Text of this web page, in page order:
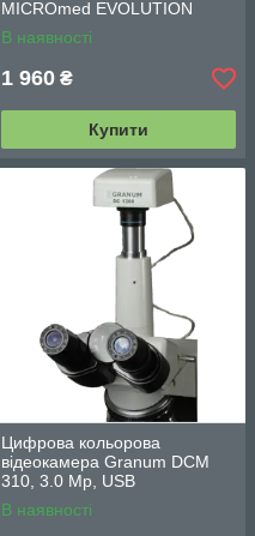
MICROmed EVOLUTION
В наявності
1 960 ₴
Купити
Цифрова кольорова
відеокамера Granum DCM
310, 3.0 Мр, USB
В наявності